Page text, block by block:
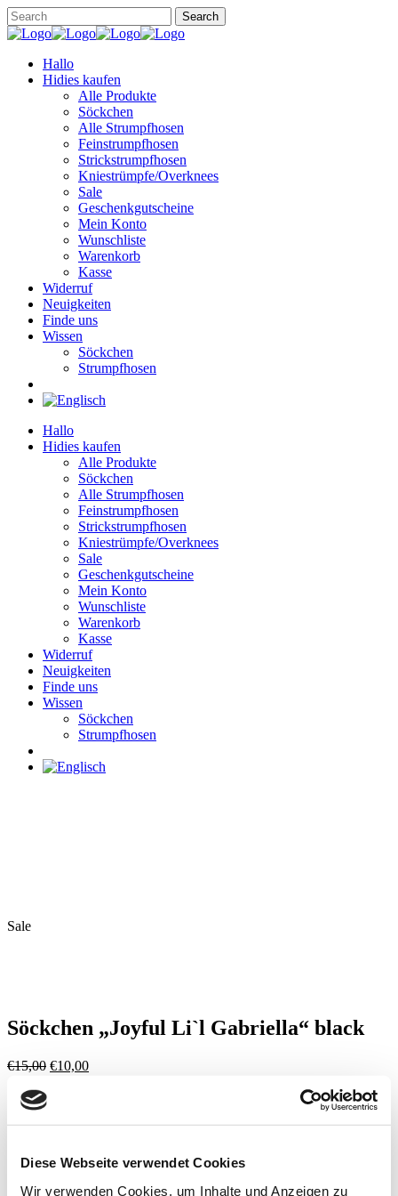
Diese Webseite verwendet Cookies
Wir verwenden Cookies, um Inhalte und Anzeigen zu
Hallo
Hidies kaufen
Alle Produkte
Söckchen
Alle Strumpfhosen
Feinstrumpfhosen
Strickstrumpfhosen
Kniestrümpfe/Overknees
Sale
Geschenkgutscheine
Mein Konto
Wunschliste
Warenkorb
Kasse
Widerruf
Neuigkeiten
Finde uns
Wissen
Söckchen
Strumpfhosen
Hallo
Hidies kaufen
Alle Produkte
Söckchen
Alle Strumpfhosen
Feinstrumpfhosen
Strickstrumpfhosen
Kniestrümpfe/Overknees
Sale
Geschenkgutscheine
Mein Konto
Wunschliste
Warenkorb
Kasse
Widerruf
Neuigkeiten
Finde uns
Wissen
Söckchen
Strumpfhosen
Sale
Söckchen „Joyful Li`l Gabriella“ black
€15,00 Ursprünglicher
€10,00Aktueller
Preis in den letzten 30 Tagen ist der selbe, wie der aktuelle
inkl. 19 % MwSt. zzgl.Versandkosten
Socken
blickdicht
Hexagon-Design